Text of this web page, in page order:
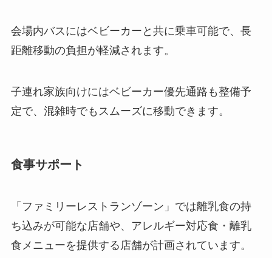
会場内バスにはベビーカーと共に乗車可能で、長
距離移動の負担が軽減されます。
子連れ家族向けにはベビーカー優先通路も整備予
定で、混雑時でもスムーズに移動できます。
食事サポート
「ファミリーレストランゾーン」では離乳食の持
ち込みが可能な店舗や、アレルギー対応食・離乳
食メニューを提供する店舗が計画されています。